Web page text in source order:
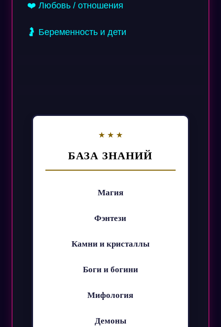
❤️ Любовь / отношения
🤰 Беременность и дети
БАЗА ЗНАНИЙ
Магия
Фэнтези
Камни и кристаллы
Боги и богини
Мифология
Демоны